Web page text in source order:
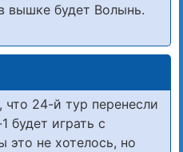
вышке будет Волынь.
24-й тур перенесли
будет играть с
это не хотелось, но